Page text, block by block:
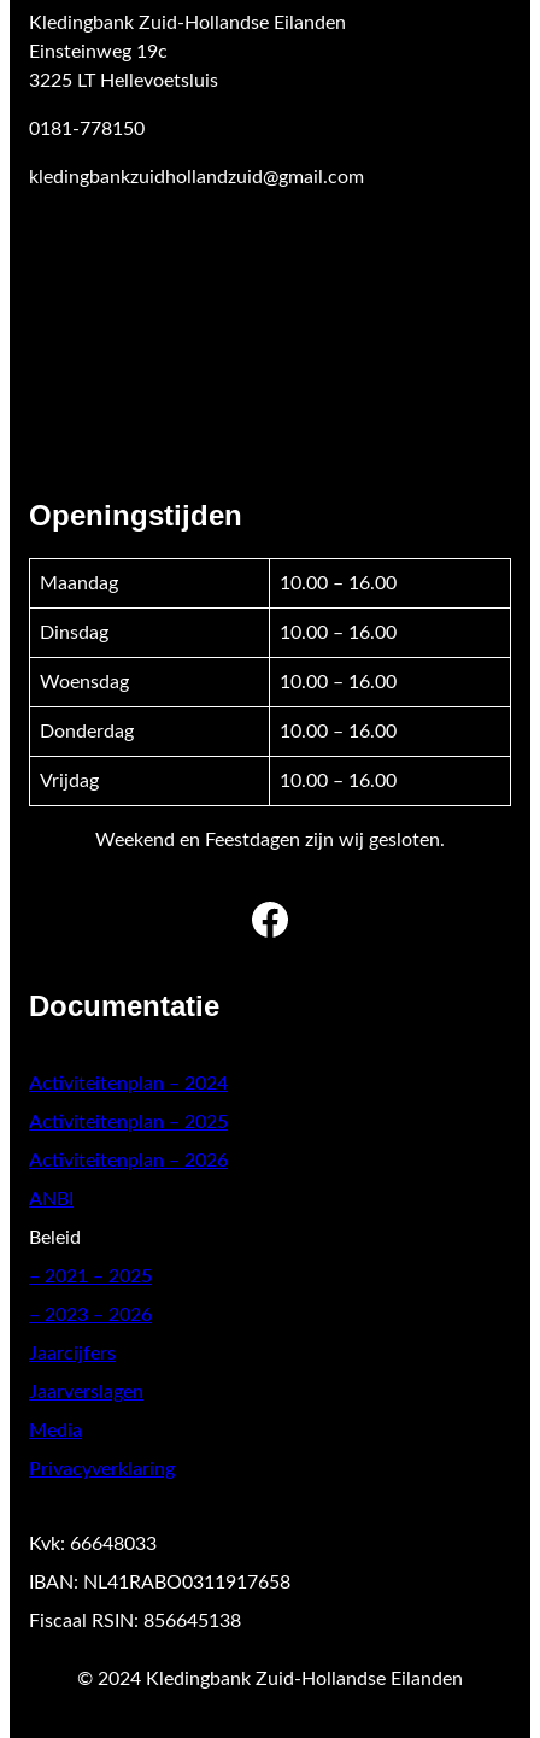
Kledingbank Zuid-Hollandse Eilanden
Einsteinweg 19c
3225 LT Hellevoetsluis
0181-778150
kledingbankzuidhollandzuid@gmail.com
Openingstijden
Maandag 10.00 – 16.00
Dinsdag 10.00 – 16.00
Woensdag 10.00 – 16.00
Donderdag 10.00 – 16.00
Vrijdag 10.00 – 16.00
Weekend en Feestdagen zijn wij gesloten.
Facebook
Documentatie
Activiteitenplan – 2024
Activiteitenplan – 2025
Activiteitenplan – 2026
ANBI
Beleid
– 2021 – 2025
– 2023 – 2026
Jaarcijfers
Jaarverslagen
Media
Privacyverklaring
Kvk: 66648033
IBAN: NL41RABO0311917658
Fiscaal RSIN: 856645138
© 2024 Kledingbank Zuid-Hollandse Eilanden